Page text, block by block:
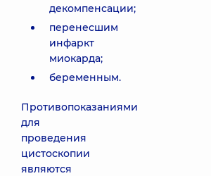
декомпенсации;
перенесшим
инфаркт
миокарда;
беременным.
Противопоказаниями
для
проведения
цистоскопии
являются